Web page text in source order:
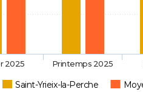
Saint-Yrieix-la-Perche
2025 Printemps 2025